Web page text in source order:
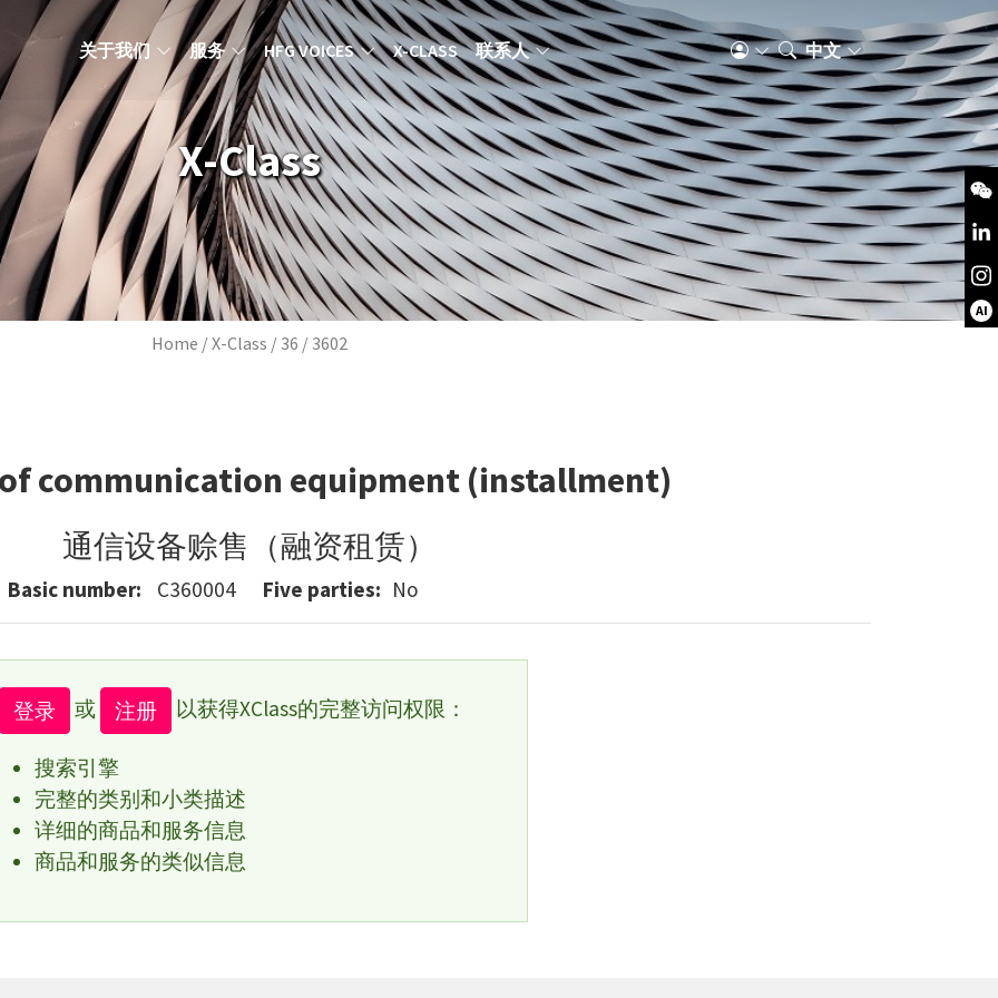
MAIN NAVIGATION ZH
关于我们 服务 HFG VOICES X-CLASS 联系人 中文
X-Class
Breadcrumb
Home X-Class 36 3602
communication equipment (installment)
通信设备赊售（融资租赁）
Basic number C360004 Five parties No
登录 或 注册 以获得XClass的完整访问权限：
搜索引擎
完整的类别和小类描述
详细的商品和服务信息
商品和服务的类似信息
AI